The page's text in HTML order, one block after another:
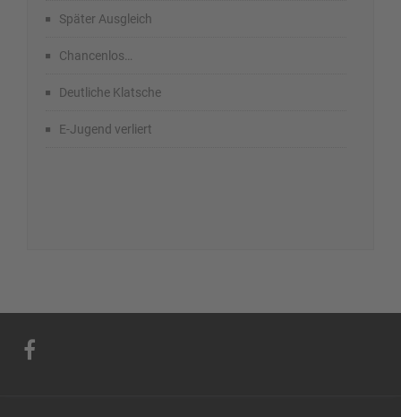
Später Ausgleich
Chancenlos…
Deutliche Klatsche
E-Jugend verliert